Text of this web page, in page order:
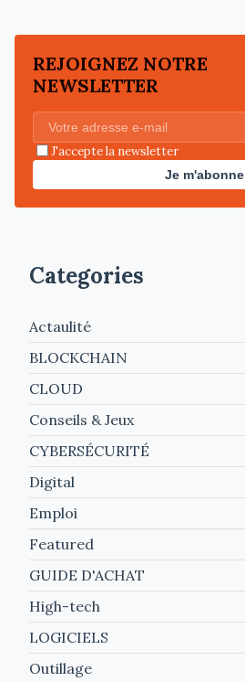
REJOIGNEZ NOTRE
NEWSLETTER
J'accepte la newsletter
Je m'abonne
Categories
Actaulité
BLOCKCHAIN
CLOUD
Conseils & Jeux
CYBERSÉCURITÉ
Digital
Emploi
Featured
GUIDE D'ACHAT
High-tech
LOGICIELS
Outillage